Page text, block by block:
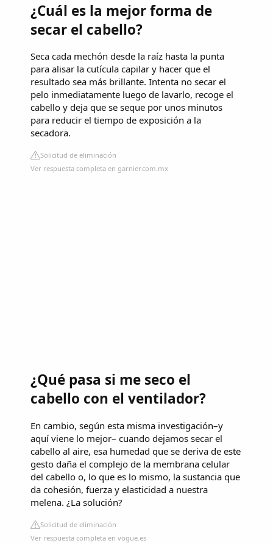
¿Cuál es la mejor forma de
secar el cabello?
Seca cada mechón desde la raíz hasta la punta
para alisar la cutícula capilar y hacer que el
resultado sea más brillante. Intenta no secar el
pelo inmediatamente luego de lavarlo, recoge el
cabello y deja que se seque por unos minutos
para reducir el tiempo de exposición a la
secadora.
Solicitud de eliminación
Ver respuesta completa en garnier.com.mx
¿Qué pasa si me seco el
cabello con el ventilador?
En cambio, según esta misma investigación–y
aquí viene lo mejor– cuando dejamos secar el
cabello al aire, esa humedad que se deriva de este
gesto daña el complejo de la membrana celular
del cabello o, lo que es lo mismo, la sustancia que
da cohesión, fuerza y elasticidad a nuestra
melena. ¿La solución?
Solicitud de eliminación
Ver respuesta completa en vogue.es